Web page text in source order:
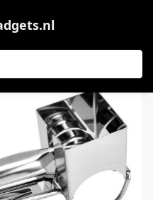
– Rasp – Molen – Kaasrasp harde kaas – Keukengerei – Keuken accessoires – Geschikt als Kaasmolen en Rasp – Zilver